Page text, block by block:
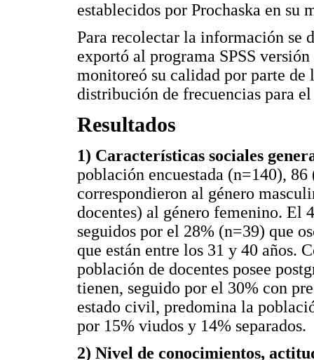
establecidos por Prochaska en su
Para recolectar la información se
exportó al programa SPSS
monitoreó su calidad por parte de
distribución de frecuencias para
Resultados
1) Características sociales
población encuestada (n=140),
correspondieron al género
docentes) al género femenino. El
seguidos por el 28% (n=39) que
que están entre los 31 y 40 años.
población de docentes posee
tienen, seguido por el 30% con
estado civil, predomina la
por 15% viudos y 14% separados.
2) Nivel de conocimientos,